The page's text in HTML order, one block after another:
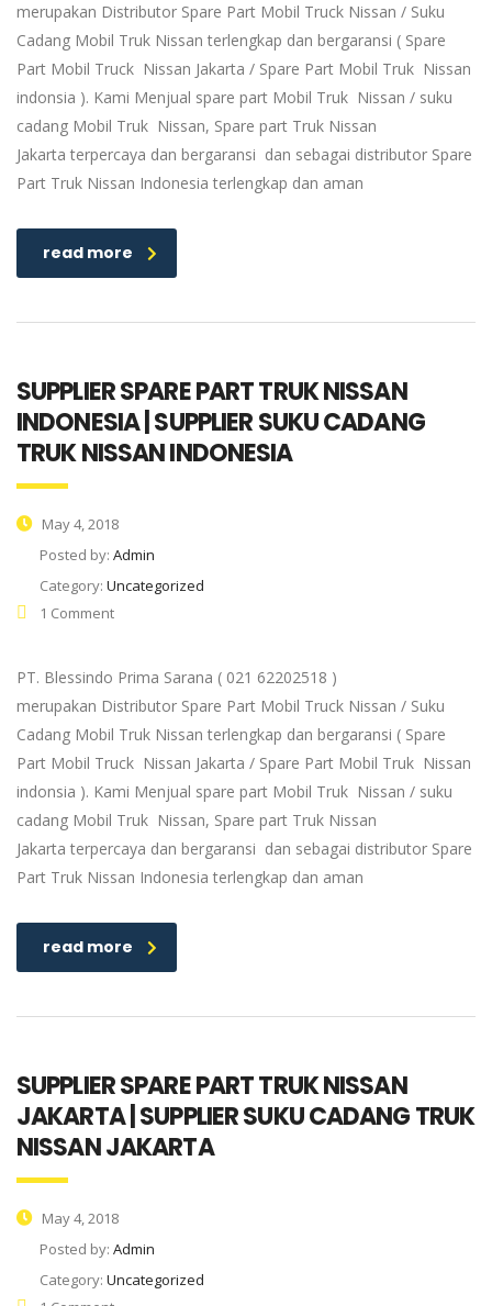
merupakan Distributor Spare Part Mobil Truck Nissan / Suku
Cadang Mobil Truk Nissan terlengkap dan bergaransi ( Spare
Part Mobil Truck Nissan Jakarta / Spare Part Mobil Truk Nissan
indonsia ). Kami Menjual spare part Mobil Truk Nissan / suku
cadang Mobil Truk Nissan, Spare part Truk Nissan
Jakarta terpercaya dan bergaransi dan sebagai distributor Spare
Part Truk Nissan Indonesia terlengkap dan aman
read more
SUPPLIER SPARE PART TRUK NISSAN
INDONESIA | SUPPLIER SUKU CADANG
TRUK NISSAN INDONESIA
May 4, 2018
Posted by: Admin
Category: Uncategorized
1 Comment
PT. Blessindo Prima Sarana ( 021 62202518 )
merupakan Distributor Spare Part Mobil Truck Nissan / Suku
Cadang Mobil Truk Nissan terlengkap dan bergaransi ( Spare
Part Mobil Truck Nissan Jakarta / Spare Part Mobil Truk Nissan
indonsia ). Kami Menjual spare part Mobil Truk Nissan / suku
cadang Mobil Truk Nissan, Spare part Truk Nissan
Jakarta terpercaya dan bergaransi dan sebagai distributor Spare
Part Truk Nissan Indonesia terlengkap dan aman
read more
SUPPLIER SPARE PART TRUK NISSAN
JAKARTA | SUPPLIER SUKU CADANG TRUK
NISSAN JAKARTA
May 4, 2018
Posted by: Admin
Category: Uncategorized